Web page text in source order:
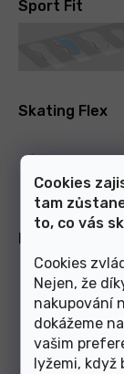
Cookies
tam
to, co vás
Cookies
Nejen, že
nakupování
dokážeme
vašim
lyžemi, když
Sport Fit
Skating Flex